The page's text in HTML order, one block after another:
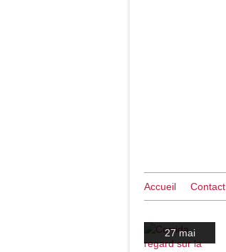
Accueil Contact
27 mai